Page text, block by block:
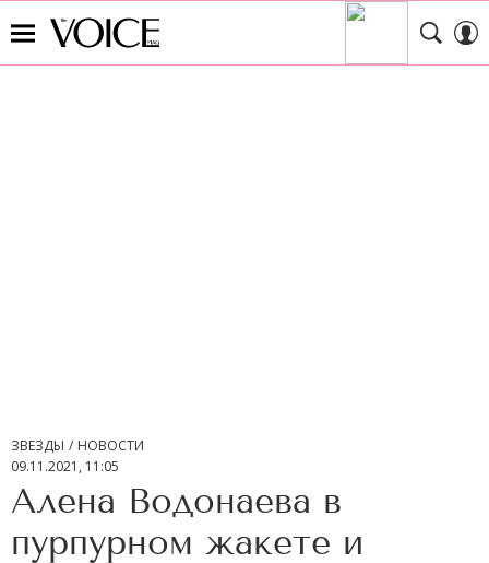
ЗВЕЗДЫ
НОВОСТИ
09.11.2021, 11:05
Алена Водонаева в
пурпурном жакете и